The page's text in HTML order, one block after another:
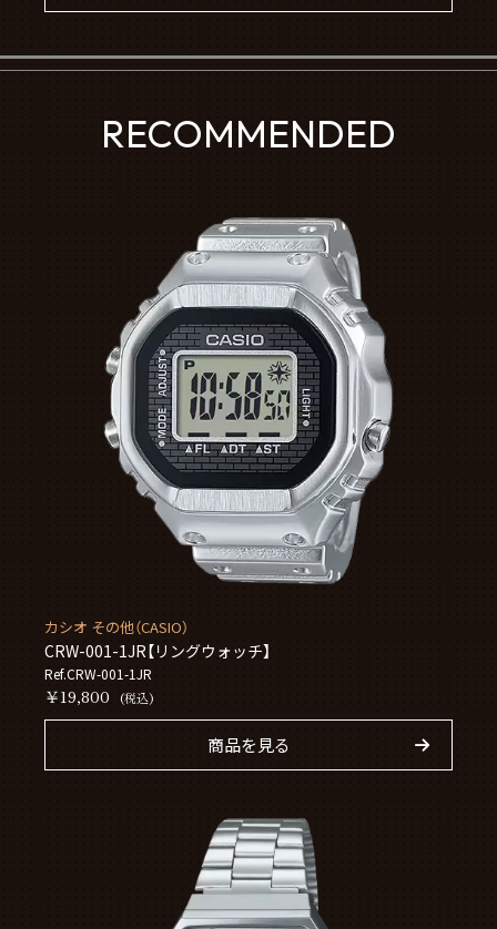
RECOMMENDED
カシオ その他（CASIO）
CRW-001-1JR【リングウォッチ】
Ref.CRW-001-1JR
￥19,800 (税込)
商品を見る